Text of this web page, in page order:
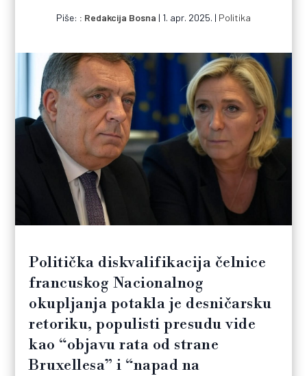
Piše: Redakcija Bosna | 1. apr. 2025. | Politika
Politička diskvalifikacija čelnice
francuskog Nacionalnog
okupljanja potakla je desničarsku
retoriku, populisti presudu vide
kao “objavu rata od strane
Bruxellesa” i “napad na